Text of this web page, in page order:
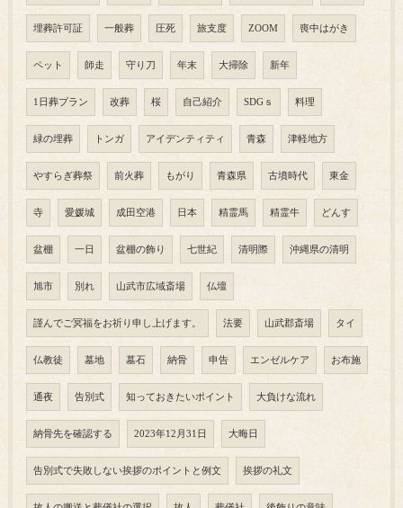
埋葬許可証 一般葬 圧死 旅支度 ZOOM 喪中はがき
ペット 師走 守り刀 年末 大掃除 新年
1日葬プラン 改葬 桜 自己紹介 SDGｓ 料理
緑の埋葬 トンガ アイデンティティ 青森 津軽地方
やすらぎ葬祭 前火葬 もがり 青森県 古墳時代 東金
寺 愛媛城 成田空港 日本 精霊馬 精霊牛 どんす
盆棚 一日 盆棚の飾り 七世紀 清明際 沖縄県の清明
旭市 別れ 山武市広域斎場 仏壇
謹んでご冥福をお祈り申し上げます。 法要 山武郡斎場 タイ
仏教徒 墓地 墓石 納骨 申告 エンゼルケア お布施
通夜 告別式 知っておきたいポイント 大負けな流れ
納骨先を確認する 2023年12月31日 大晦日
告別式で失敗しない挨拶のポイントと例文 挨拶の礼文